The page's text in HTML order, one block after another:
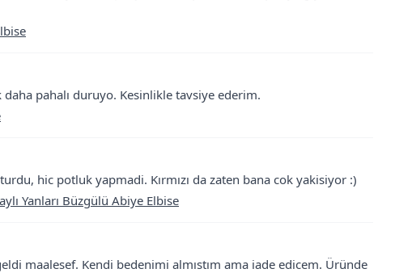
pahalı duruyo. Kesinlikle tavsiye ederim.
hic potluk yapmadi. Kırmızı da zaten bana cok yakisiyor :)
Yanları Büzgülü Abiye Elbise
maalesef. Kendi bedenimi almıstım ama iade edicem. Üründe